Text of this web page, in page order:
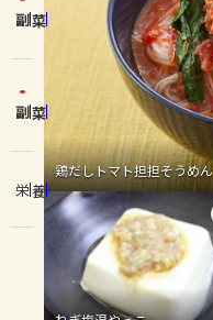
ホーム
コンテンツ
レシピ
トーク
よくあるお
きゅうり なす
ピーマン
みょ
副菜
副菜
栄養
鶏だしトマト担担そうめん